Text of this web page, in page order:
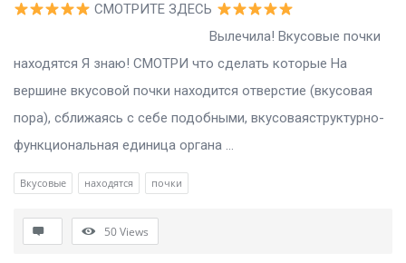
СМОТРИТЕ ЗДЕСЬ
Вылечила! Вкусовые почки
находятся Я знаю! СМОТРИ что сделать которые На
вершине вкусовой почки находится отверстие (вкусовая
пора), сближаясь с себе подобными, вкусоваяструктурно-
функциональная единица органа ...
Вкусовые находятся почки
50Views